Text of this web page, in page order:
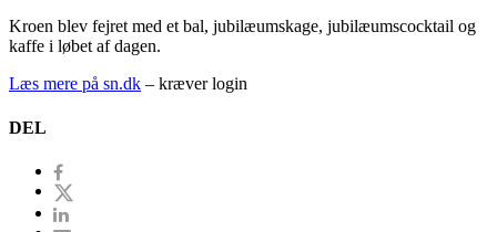
Kroen blev fejret med et bal, jubilæumskage, jubilæumscocktail og
kaffe i løbet af dagen.
Læs mere på sn.dk – kræver login
DEL